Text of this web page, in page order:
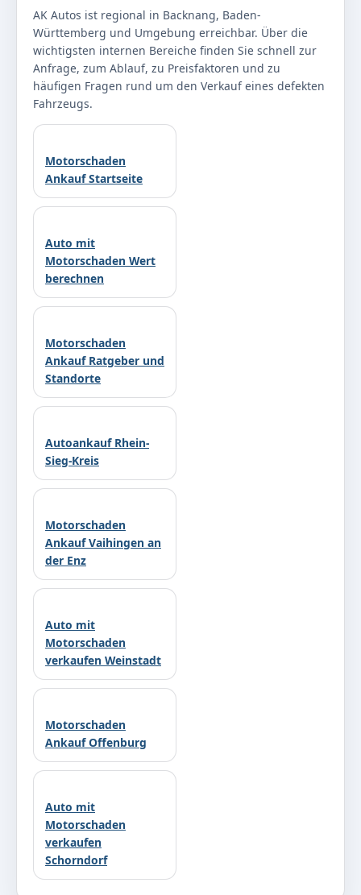
AK Autos ist regional in Backnang, Baden-
Württemberg und Umgebung erreichbar. Über die
wichtigsten internen Bereiche finden Sie schnell zur
Anfrage, zum Ablauf, zu Preisfaktoren und zu
häufigen Fragen rund um den Verkauf eines defekten
Fahrzeugs.
Motorschaden
Ankauf Startseite
Auto mit
Motorschaden Wert
berechnen
Motorschaden
Ankauf Ratgeber und
Standorte
Autoankauf Rhein-
Sieg-Kreis
Motorschaden
Ankauf Vaihingen an
der Enz
Auto mit
Motorschaden
verkaufen Weinstadt
Motorschaden
Ankauf Offenburg
Auto mit
Motorschaden
verkaufen
Schorndorf